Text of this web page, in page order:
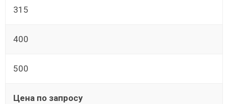
315
400
500
Цена по запросу